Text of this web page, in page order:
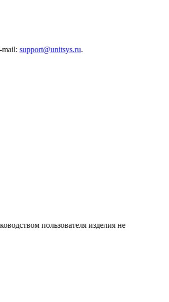
mail: support@unitsys.ru.
пользователя изделия не